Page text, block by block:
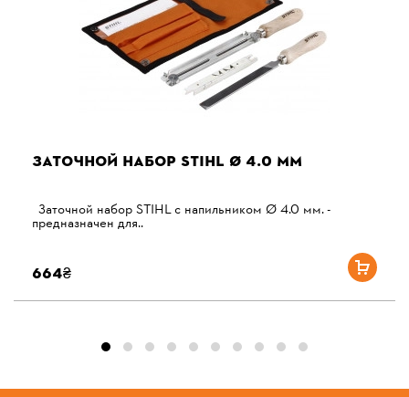
ЗАТОЧНОЙ НАБОР STIHL Ø 4.0 ММ
Заточной набор STIHL с напильником Ø 4.0 мм. -
предназначен для..
664₴